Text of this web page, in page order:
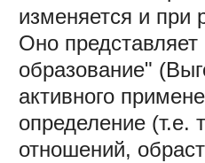
изменяется и при
Оно
образование"
активного
определение (т.е.
отношений,